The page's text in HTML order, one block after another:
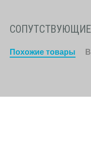
Похожие товары